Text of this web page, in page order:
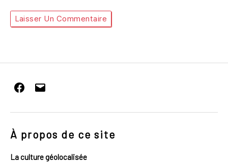
Facebook
E-
mail
À propos de ce site
La culture géolocalisée